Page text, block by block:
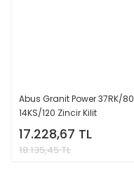
Abus Granit Power 37RK/80
14KS/120 Zincir Kilit
17.228,67 TL
18.135,45 TL